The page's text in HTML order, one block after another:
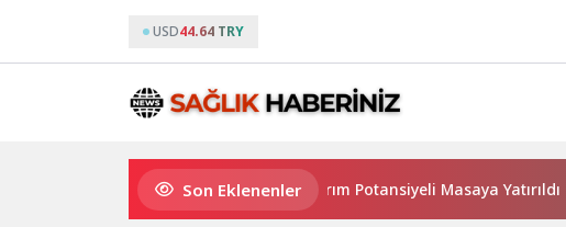
USD44.64 TRY
Son Eklenenler
Haymana’nın Geleceği ve Yatırım Potansiyeli Masaya Yatırıldı